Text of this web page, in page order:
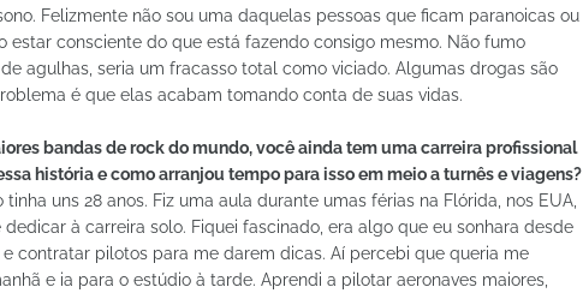
Felizmente não sou uma daquelas pessoas que ficam paranoicas ou
estar consciente do que está fazendo consigo mesmo. Não fumo
agulhas, seria um fracasso total como viciado. Algumas drogas são
é que elas acabam tomando conta de suas vidas.
bandas de rock do mundo, você ainda tem uma carreira profissional
história e como arranjou tempo para isso em meio a turnês e viagens?
uns 28 anos. Fiz uma aula durante umas férias na Flórida, nos EUA,
à carreira solo. Fiquei fascinado, era algo que eu sonhara desde
contratar pilotos para me darem dicas. Aí percebi que queria me
e ia para o estúdio à tarde. Aprendi a pilotar aeronaves maiores,